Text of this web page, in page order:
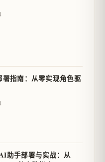
指南：从零实现角色驱
助手部署与实战：从